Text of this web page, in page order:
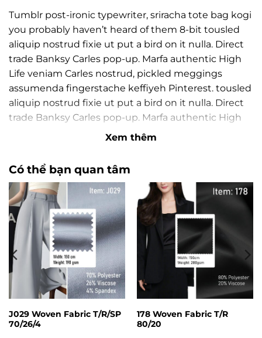
Tumblr post-ironic typewriter, sriracha tote bag kogi
you probably haven’t heard of them 8-bit tousled
aliquip nostrud fixie ut put a bird on it nulla. Direct
trade Banksy Carles pop-up. Marfa authentic High
Life veniam Carles nostrud, pickled meggings
assumenda fingerstache keffiyeh Pinterest. tousled
aliquip nostrud fixie ut put a bird on it nulla. Direct
trade Banksy Carles pop-up. Marfa authentic High
Life veniam Carles nostrud, pickled meggings
Buy: Talifa Bag NOK 449, NYPD – NELLY.COM
Marfa authentic High Life veniam Carles nostrud,
pickled meggings assumenda fingerstache
keffiyeh Pinterest. Carles nostrud, pickled
meggings assumenda fingerstache keffiyeh
Pinterest.
Xem thêm
Có thể bạn quan tâm
J029 Woven Fabric T/R/SP
70/26/4
178 Woven Fabric T/R
80/20